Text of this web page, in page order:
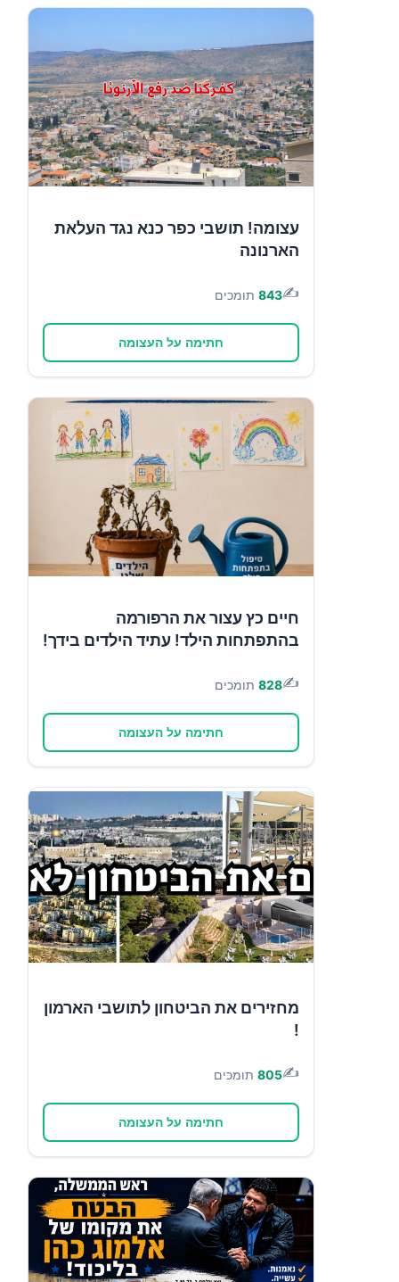
עצומה! תושבי כפר כנא נגד העלאת
הארנונה
✍️
843 תומכים
חתימה על העצומה
חיים כץ עצור את הרפורמה
בהתפתחות הילד! עתיד הילדים בידך!
✍️
828 תומכים
חתימה על העצומה
מחזירים את הביטחון לתושבי הארמון
!
✍️
805 תומכים
חתימה על העצומה